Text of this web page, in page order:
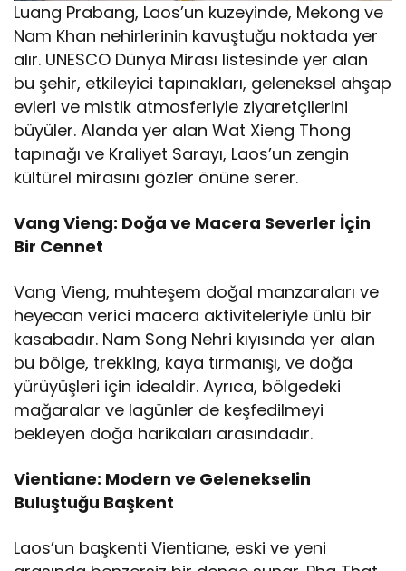
Luang Prabang, Laos’un kuzeyinde, Mekong ve
Nam Khan nehirlerinin kavuştuğu noktada yer
alır. UNESCO Dünya Mirası listesinde yer alan
bu şehir, etkileyici tapınakları, geleneksel ahşap
evleri ve mistik atmosferiyle ziyaretçilerini
büyüler. Alanda yer alan Wat Xieng Thong
tapınağı ve Kraliyet Sarayı, Laos’un zengin
kültürel mirasını gözler önüne serer.
Vang Vieng: Doğa ve Macera Severler İçin
Bir Cennet
Vang Vieng, muhteşem doğal manzaraları ve
heyecan verici macera aktiviteleriyle ünlü bir
kasabadır. Nam Song Nehri kıyısında yer alan
bu bölge, trekking, kaya tırmanışı, ve doğa
yürüyüşleri için idealdir. Ayrıca, bölgedeki
mağaralar ve lagünler de keşfedilmeyi
bekleyen doğa harikaları arasındadır.
Vientiane: Modern ve Gelenekselin
Buluştuğu Başkent
Laos’un başkenti Vientiane, eski ve yeni